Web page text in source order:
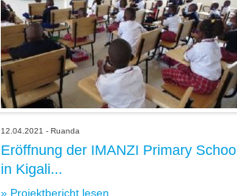
12.04.2021 - Ruanda
Eröffnung der IMANZI Primary School
in Kigali...
» Projektbericht lesen